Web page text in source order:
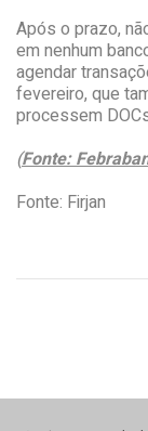
Após o prazo,
em nenhum
agendar
fevereiro, que
processem
(Fonte:
Fonte: Firjan